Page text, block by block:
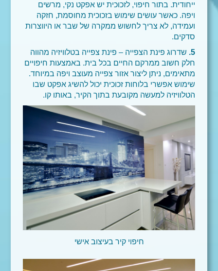
ייחודית. בתור חיפוי, לזכוכית יש אפקט נקי, מרשים
ויפה. כאשר עושים שימוש בזכוכית מחוסמת, חזקה
ועמידה, לא צריך לחשוש ממקרה של שבר או היווצרות
סדקים.
5. שדרוג פינת הצפייה – פינת צפייה בטלוויזיה מהווה
חלק חשוב ממרקם החיים בכל בית. באמצעות חיפויים
מתאימים, ניתן ליצור אזור צפייה מעוצב ויפה במיוחד.
שימוש אפשרי בלוחות זכוכית יכול להשיג אפקט שבו
הטלוויזיה למעשה מקובעת בתוך הקיר, באותו קו.
חיפוי קיר בעיצוב אישי